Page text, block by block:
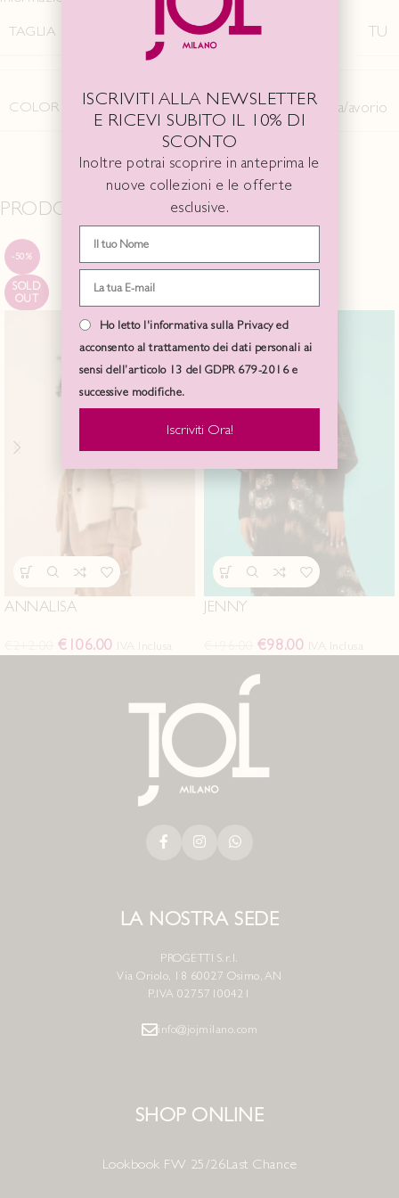
TAGLIA
TU
COLORE Carbone,melanzana/peonia,sabbia/avorio
PRODOTTI CORRELATI
-50%
SOLD
OUT
ANNALISA
€ 106.00
JENNY
€98.00
LA NOSTRA SEDE
PROGETTI S.r.l.
Via Oriolo, 18 60027 Osimo, AN
P.IVA 02757100421
info@jojmilano.com
SHOP ONLINE
Lookbook FW 25/26Last Chance
ISCRIVITI ALLA NEWSLETTER
E RICEVI SUBITO IL 10% DI
SCONTO
Inoltre potrai scoprire in anteprima le
nuove collezioni e le offerte
esclusive.
Ho letto l'informativa sulla Privacy ed
acconsento al trattamento dei dati personali ai
sensi dell’articolo 13 del GDPR 679-2016 e
successive modifiche.
Iscriviti Ora!